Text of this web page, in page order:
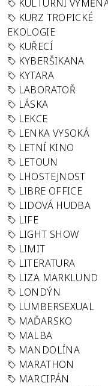
KULTURNÍ
KURZ TROPICKÉ
EKOLOGIE
KUŘECÍ
KYBERŠIKANA
KYTARA
LABORATOŘ
LÁSKA
LEKCE
LENKA VYSOKÁ
LETNÍ KINO
LETOUN
LHOSTEJNOST
LIBRE OFFICE
LIDOVÁ HUDBA
LIFE
LIGHT SHOW
LIMIT
LITERATURA
LIZA MARKLUND
LONDÝN
LUMBERSEXUAL
MAĎARSKO
MALBA
MANDOLÍNA
MARATHON
MARCIPÁN